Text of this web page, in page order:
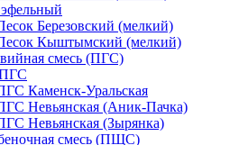
Березовский (мелкий)
Кыштымский (мелкий)
смесь (ПГС)
Каменск-Уральская
Невьянская (Аник-Пачка)
Невьянская (Зырянка)
смесь (ПЩС)